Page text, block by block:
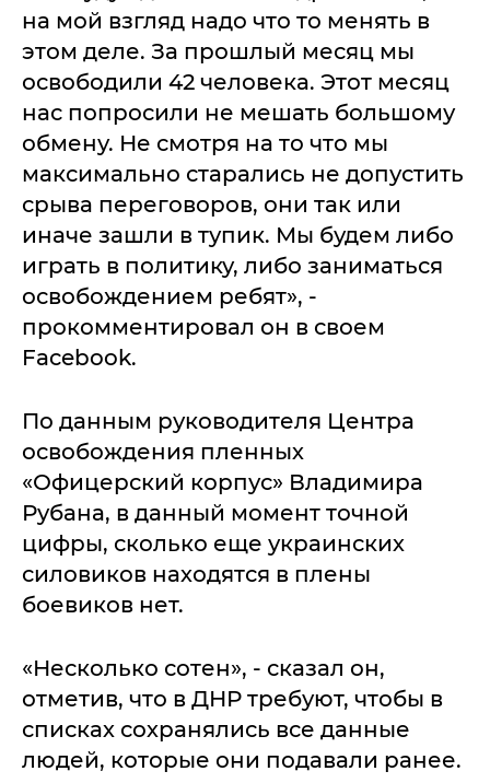
на мой взгляд надо что то менять в
этом деле. За прошлый месяц мы
освободили 42 человека. Этот месяц
нас попросили не мешать большому
обмену. Не смотря на то что мы
максимально старались не допустить
срыва переговоров, они так или
иначе зашли в тупик. Мы будем либо
играть в политику, либо заниматься
освобождением ребят», -
прокомментировал он в своем
Facebook.
По данным руководителя Центра
освобождения пленных
«Офицерский корпус» Владимира
Рубана, в данный момент точной
цифры, сколько еще украинских
силовиков находятся в плены
боевиков нет.
«Несколько сотен», - сказал он,
отметив, что в ДНР требуют, чтобы в
списках сохранялись все данные
людей, которые они подавали ранее.